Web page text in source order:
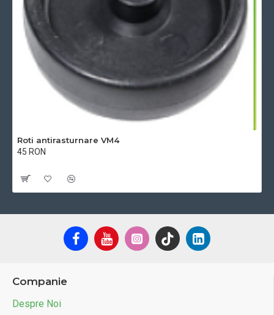
Roti antirasturnare VM4
45 RON
Companie
Despre Noi